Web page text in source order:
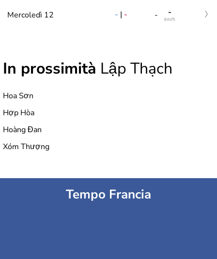
Mercoledì 12 - | - - -
km/h
In prossimità Lập Thạch
Hoa Sơn
Hợp Hòa
Hoàng Đan
Xóm Thượng
Tempo Francia